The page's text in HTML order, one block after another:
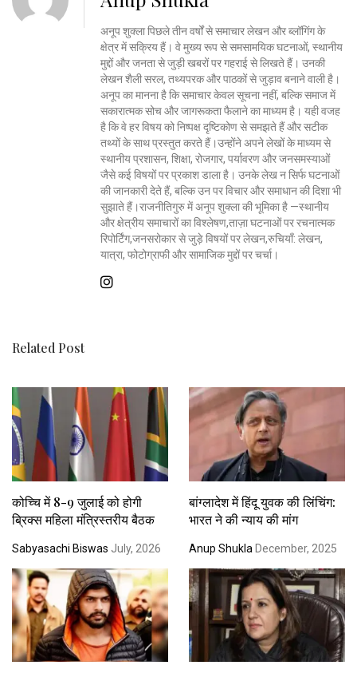
अनूप शुक्ला पिछले तीन वर्षों से समाचार लेखन और ब्लॉगिंग के
क्षेत्र में सक्रिय हैं। वे मुख्य रूप से समसामयिक घटनाओं, स्थानीय
मुद्दों और जनता से जुड़ी खबरों पर गहराई से लिखते हैं। उनकी
लेखन शैली सरल, तथ्यपरक और पाठकों से जुड़ाव बनाने वाली है।
अनूप का मानना है कि समाचार केवल सूचना नहीं, बल्कि समाज में
सकारात्मक सोच और जागरूकता फैलाने का माध्यम है। यही वजह
है कि वे हर विषय को निष्पक्ष दृष्टिकोण से समझते हैं और सटीक
तथ्यों के साथ प्रस्तुत करते हैं।उन्होंने अपने लेखों के माध्यम से
स्थानीय प्रशासन, शिक्षा, रोजगार, पर्यावरण और जनसमस्याओं
जैसे कई विषयों पर प्रकाश डाला है। उनके लेख न सिर्फ घटनाओं
की जानकारी देते हैं, बल्कि उन पर विचार और समाधान की दिशा भी
सुझाते हैं।राजनीतिगुरु में अनूप शुक्ला की भूमिका है —स्थानीय
और क्षेत्रीय समाचारों का विश्लेषण,ताज़ा घटनाओं पर रचनात्मक
रिपोर्टिंग,जनसरोकार से जुड़े विषयों पर लेखन,रुचियाँ: लेखन,
यात्रा, फोटोग्राफी और सामाजिक मुद्दों पर चर्चा।
Related Post
कोच्चि में 8-9 जुलाई को होगी
ब्रिक्स महिला मंत्रिस्तरीय बैठक
Sabyasachi Biswas July, 2026
बांग्लादेश में हिंदू युवक की लिंचिंग:
भारत ने की न्याय की मांग
Anup Shukla December, 2025